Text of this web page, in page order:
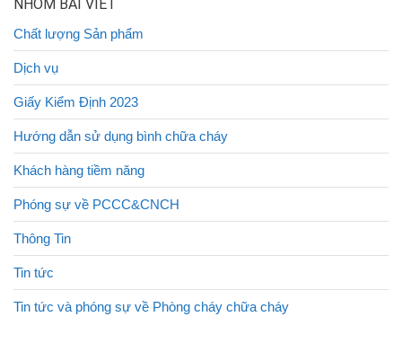
NHÓM BÀI VIẾT
Chất lượng Sản phẩm
Dịch vụ
Giấy Kiểm Định 2023
Hướng dẫn sử dụng bình chữa cháy
Khách hàng tiềm năng
Phóng sự về PCCC&CNCH
Thông Tin
Tin tức
Tin tức và phóng sự về Phòng cháy chữa cháy